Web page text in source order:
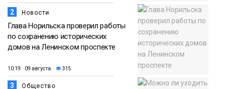
2 Новости
Глава Норильска проверил работы
по сохранению исторических
домов на Ленинском проспекте
10:19 09 августа 315
3 Общество